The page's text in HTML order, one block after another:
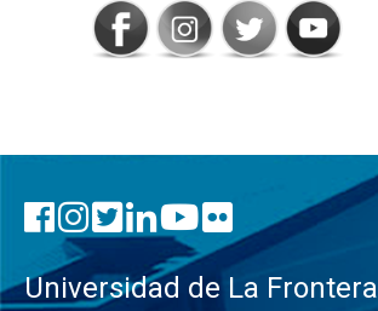
Universidad de La Frontera